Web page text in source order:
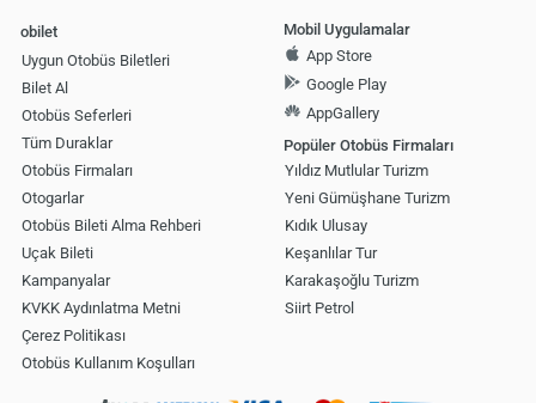
obilet
Uygun Otobüs Biletleri
Bilet Al
Otobüs Seferleri
Tüm Duraklar
Otobüs Firmaları
Otogarlar
Otobüs Bileti Alma Rehberi
Uçak Bileti
Kampanyalar
KVKK Aydınlatma Metni
Çerez Politikası
Otobüs Kullanım Koşulları
Mobil Uygulamalar
App Store
Google Play
AppGallery
Popüler Otobüs Firmaları
Yıldız Mutlular Turizm
Yeni Gümüşhane Turizm
Kıdık Ulusay
Keşanlılar Tur
Karakaşoğlu Turizm
Siirt Petrol